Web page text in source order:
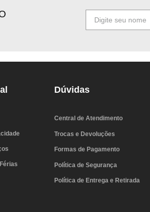
Dúvidas
Central de Atendimento
Trocas e Devoluções
Formas de Pagamento
Política de Segurança
Política de Entrega e Retirada